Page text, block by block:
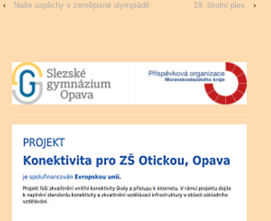
‹ Naše úspěchy v zeměpisné olympiádě 19. školní ples ›